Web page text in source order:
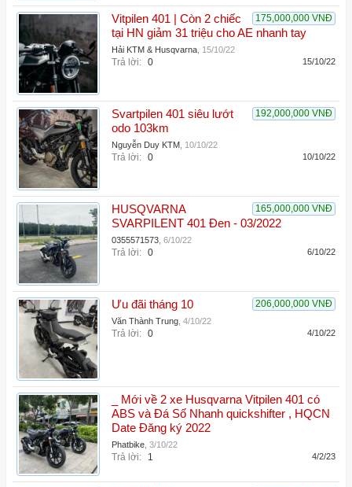
175,000,000 VNĐ
Vitpilen 401 | Còn 2 chiếc
tại HN giảm 31 triệu cho AE nhanh tay
Hải KTM & Husqvarna 15/10/22
Trả lời: 0 15/10/22
192,000,000 VNĐ
Svartpilen 401 siêu lướt
odo 103km
Nguyễn Duy KTM 10/10/22
Trả lời: 0 10/10/22
165,000,000 VNĐ
HUSQVARNA
SVARPILENT 401 Đen - 03/2022
0355571573 6/10/22
Trả lời: 0 6/10/22
206,000,000 VNĐ
Ưu đãi tháng 10
Văn Thành Trung 4/10/22
Trả lời: 0 4/10/22
_ Mới về 2 xe Husqvarna Vitpilen 401 có
ABS và Đá Số Nhanh quickshifter , HQCN
Date Đăng ký 2022
Phatbike 3/10/22
Trả lời: 1 4/2/23